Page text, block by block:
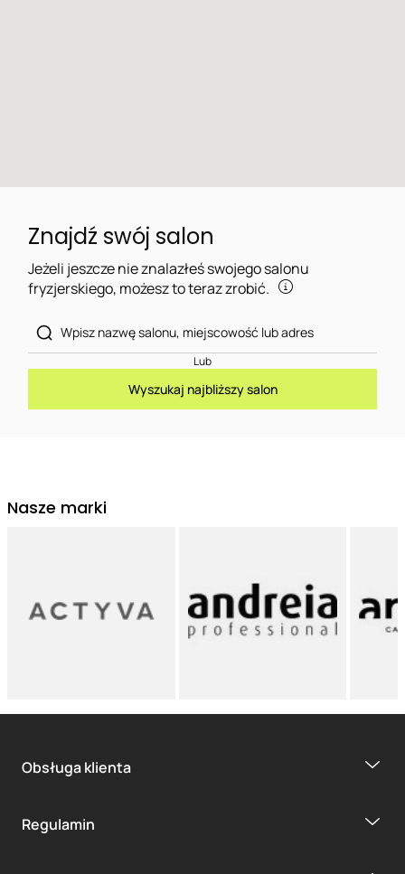
Znajdź swój salon
Jeżeli jeszcze nie znalazłeś swojego salonu
fryzjerskiego, możesz to teraz zrobić.
Lub
Wyszukaj najbliższy salon
Nasze marki
Obsługa klienta
Regulamin